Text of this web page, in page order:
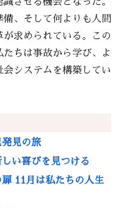
、そして何よりも人間
求められている。この
ちは事故から学び、よ
会システムを構築してい
見の旅
い喜びを見つける
11月は私たちの人生